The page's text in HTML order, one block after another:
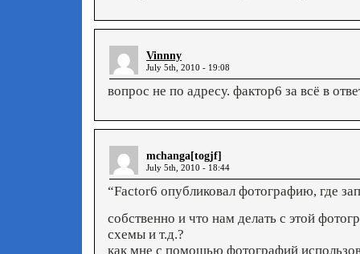
Vinnny
July 5th, 2010 - 19:08
вопрос не по адресу. фактор6 за всё в
mchanga[togjf]
July 5th, 2010 - 18:44
“Factor6 опубликовал фотографию, где
собственно и что нам делать с этой
схемы и т.д.?
как мне с помощью фотографий